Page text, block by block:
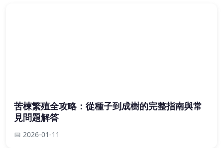
苦楝繁殖全攻略：從種子到成樹的完整指南與常
見問題解答
📅 2026-01-11